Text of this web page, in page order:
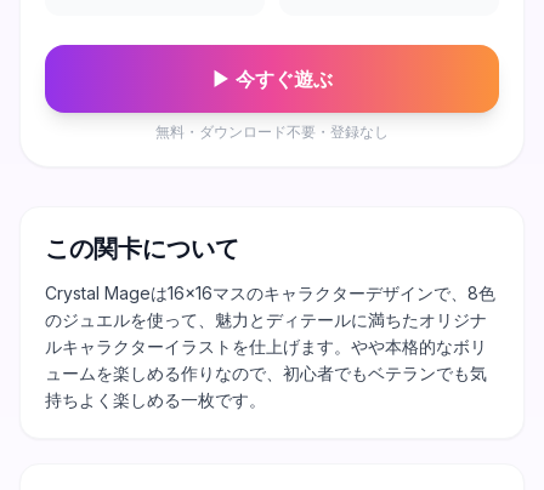
▶ 今すぐ遊ぶ
無料・ダウンロード不要・登録なし
この関卡について
Crystal Mageは16×16マスのキャラクターデザインで、8色
のジュエルを使って、魅力とディテールに満ちたオリジナ
ルキャラクターイラストを仕上げます。やや本格的なボリ
ュームを楽しめる作りなので、初心者でもベテランでも気
持ちよく楽しめる一枚です。